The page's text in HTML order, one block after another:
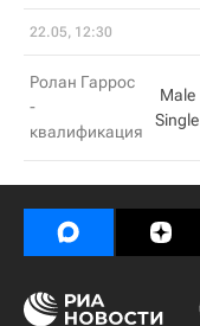
22.05, 12:30
Ролан Гаррос
-
квалификация
Male
Single